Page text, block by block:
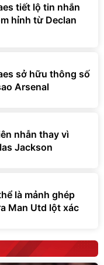
tiết lộ tin nhắn
hỉnh từ Declan
sở hữu thông số
Arsenal
nhẫn thay vì
Jackson
là mảnh ghép
Man Utd lột xác